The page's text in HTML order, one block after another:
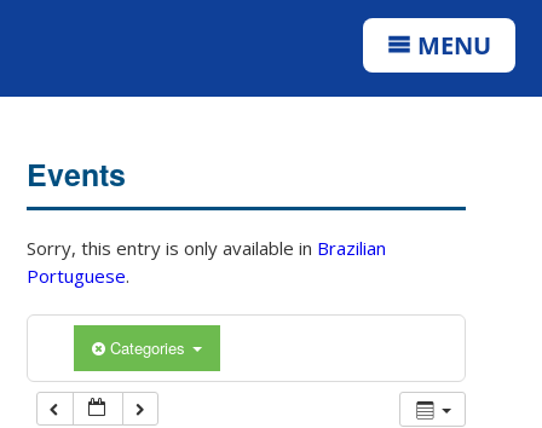
MENU
Events
Sorry, this entry is only available in Brazilian
Portuguese.
Categories